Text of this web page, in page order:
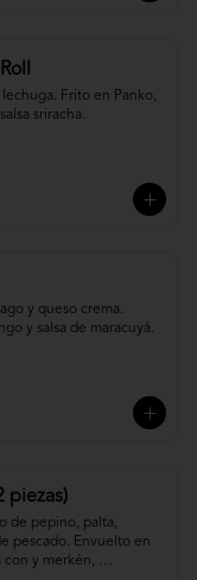
lechuga. Frito en Panko,
sriracha.
y queso crema.
y salsa de maracuyá.
piezas)
de pepino, palta,
pescado. Envuelto en
con y merkén,